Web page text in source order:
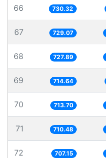
66 730.32
67 729.07
68 727.89
69 714.64
70 713.70
71 710.48
72 707.15